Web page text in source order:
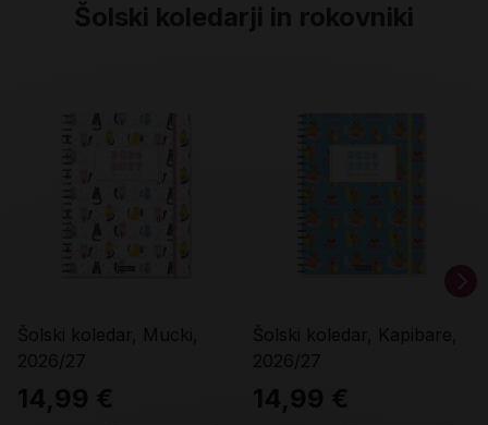
Šolski koledarji in rokovniki
Šolski koledar, Mucki,
2026/27
14,99 €
Šolski koledar, Kapibare,
2026/27
14,99 €